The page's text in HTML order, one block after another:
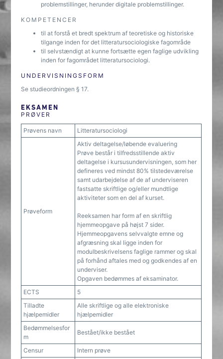
problemstillinger, herunder digitale problemstillinger.
KOMPETENCER
til at forstå et bredt spektrum af teoretiske og historiske
tilgange inden for det litteratursociologiske fagområde
til selvstændigt at kunne fortsætte egen faglige udvikling
inden for fagområdet litteratursociologi.
UNDERVISNINGSFORM
Se studieordningen § 17.
EKSAMEN
PRØVER
Prøvens navn Litteratursociologi
Prøveform
Aktiv deltagelse/løbende evaluering
Prøve består i tilfredsstillende aktiv
deltagelse i kursusundervisningen, som her
defineres ved mindst 80% tilstedeværelse
samt udarbejdelse af de af underviseren
fastsatte skriftlige og/eller mundtlige
aktiviteter som en del af kurset.
Reeksamen har form af en skriftlig
hjemmeopgave på højst 7 sider.
Hjemmeopgavens selvvalgte emne og
afgræsning skal ligge inden for
modulbeskrivelsens faglige rammer og skal
på forhånd aftales med og godkendes af en
underviser.
Opgaven bedømmes af eksaminator.
ECTS
5
Tilladte
hjælpemidler
Alle skriftlige og alle elektroniske
hjælpemidler
Bedømmelsesfor
m
Bestået/ikke bestået
Censur
Intern prøve